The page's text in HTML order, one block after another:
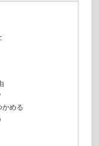
かめる